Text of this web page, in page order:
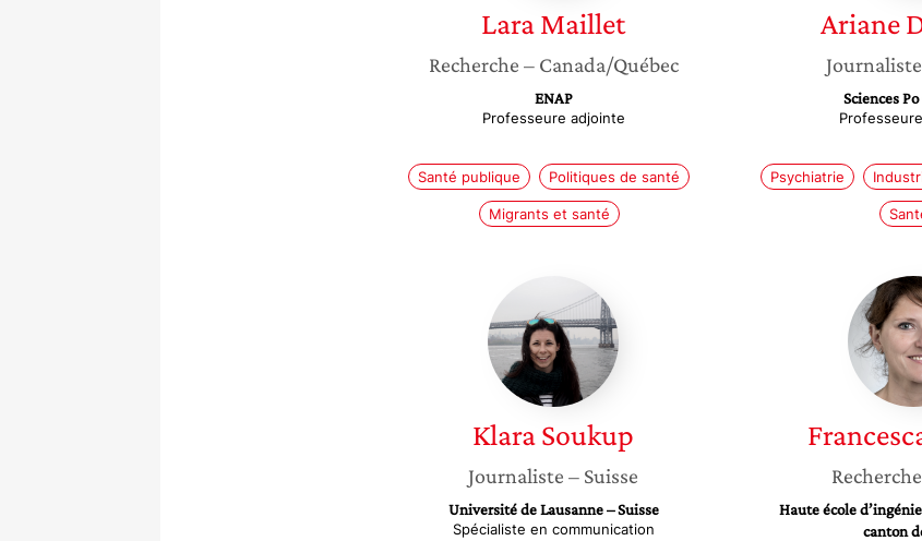
LaraMaillet
Recherche – Canada/Québec
ENAP
Professeure adjointe
Santé publique Politiques de santé
Migrants et santé
Ariane
Journaliste
Sciences
Psychiatrie
Klara
Soukup
KlaraSoukup
Journaliste – Suisse
Université de Lausanne – Suisse
Spécialiste en communication
Recherche
Haute école
canton